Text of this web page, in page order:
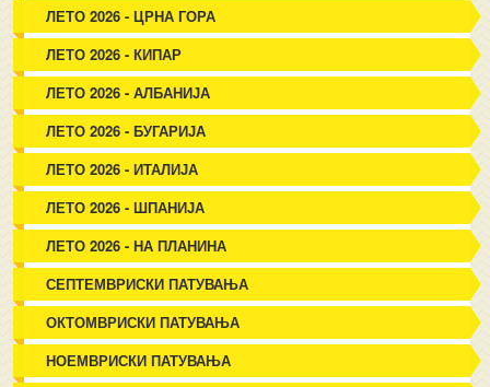
ЛЕТО 2026 - ЦРНА ГОРА
ЛЕТО 2026 - КИПАР
ЛЕТО 2026 - АЛБАНИЈА
ЛЕТО 2026 - БУГАРИЈА
ЛЕТО 2026 - ИТАЛИЈА
ЛЕТО 2026 - ШПАНИЈА
ЛЕТО 2026 - НА ПЛАНИНА
СЕПТЕМВРИСКИ ПАТУВАЊА
ОКТОМВРИСКИ ПАТУВАЊА
НОЕМВРИСКИ ПАТУВАЊА